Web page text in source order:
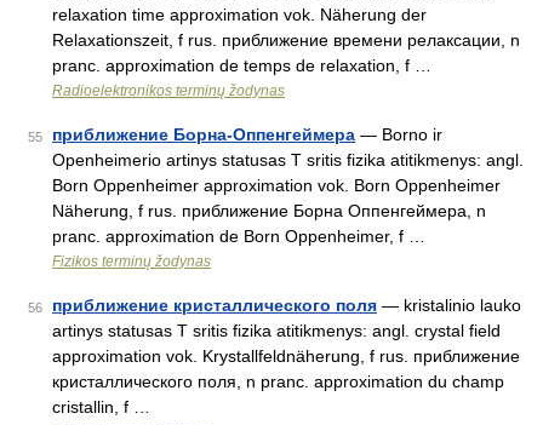
relaxation time approximation vok. Näherung der
Relaxationszeit, f rus. приближение времени релаксации, n
pranc. approximation de temps de relaxation, f …
Radioelektronikos terminų žodynas
55 приближение Борна-Оппенгеймера — Borno ir
Openheimerio artinys statusas T sritis fizika atitikmenys: angl.
Born Oppenheimer approximation vok. Born Oppenheimer
Näherung, f rus. приближение Борна Оппенгеймера, n
pranc. approximation de Born Oppenheimer, f …
Fizikos terminų žodynas
56 приближение кристаллического поля — kristalinio lauko
artinys statusas T sritis fizika atitikmenys: angl. crystal field
approximation vok. Krystallfeldnäherung, f rus. приближение
кристаллического поля, n pranc. approximation du champ
cristallin, f …